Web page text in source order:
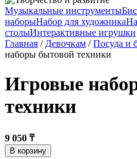
Музыкальные инструменты
наборыНабор для художника
столыИнтерактивные игрушки
Главная / Девочкам /Посуда и
наборы бытовой техники
Игровые
техники
9 050 ₸
В корзину